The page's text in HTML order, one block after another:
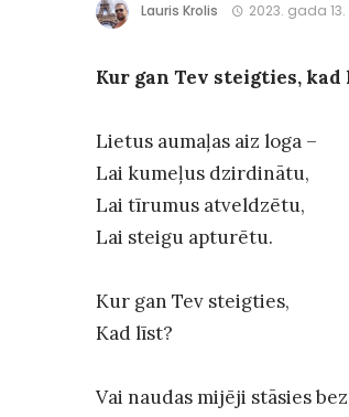
Lauris Krolis 2023. gada
Kur gan Tev steigties, kad
Lietus aumaļas aiz loga –
Lai kumeļus dzirdinātu,
Lai tīrumus atveldzētu,
Lai steigu apturētu.
Kur gan Tev steigties,
Kad līst?
Vai naudas mijēji stāsies